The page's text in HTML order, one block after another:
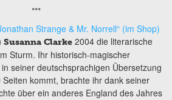
***
Strange & Mr. Norrell“ (im Shop)
Susanna Clarke 2004 die literarische
Sturm. Ihr historisch-magischer
seiner deutschsprachigen Übersetzung
kommt, brachte ihr dank seiner
über ein anderes England des Jahres